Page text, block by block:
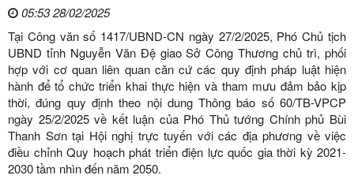
05:53 28/02/2025
Tại Công văn số 1417/UBND-CN ngày 27/2/2025, Phó Chủ tịch
UBND tỉnh Nguyễn Văn Đệ giao Sở Công Thương chủ trì, phối
hợp với cơ quan liên quan căn cứ các quy định pháp luật hiện
hành để tổ chức triển khai thực hiện và tham mưu đảm bảo kịp
thời, đúng quy định theo nội dung Thông báo số 60/TB-VPCP
ngày 25/2/2025 về kết luận của Phó Thủ tướng Chính phủ Bùi
Thanh Sơn tại Hội nghị trực tuyến với các địa phương về việc
điều chỉnh Quy hoạch phát triển điện lực quốc gia thời kỳ 2021-
2030 tầm nhìn đến năm 2050.